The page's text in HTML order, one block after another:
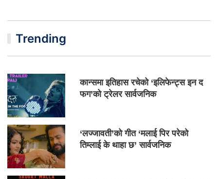
Trending
कान्समा इतिहास रचेको ‘इलिफेन्ट्स इन द
फग’को ट्रेलर सार्वजनिक
‘लज्जावती’को गीत ‘मलाई पिर परेको
तिम्लाई के थाहा छ’ सार्वजनिक